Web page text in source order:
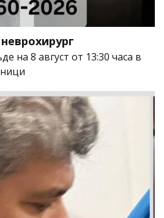
на 8 август от 13:30 часа в